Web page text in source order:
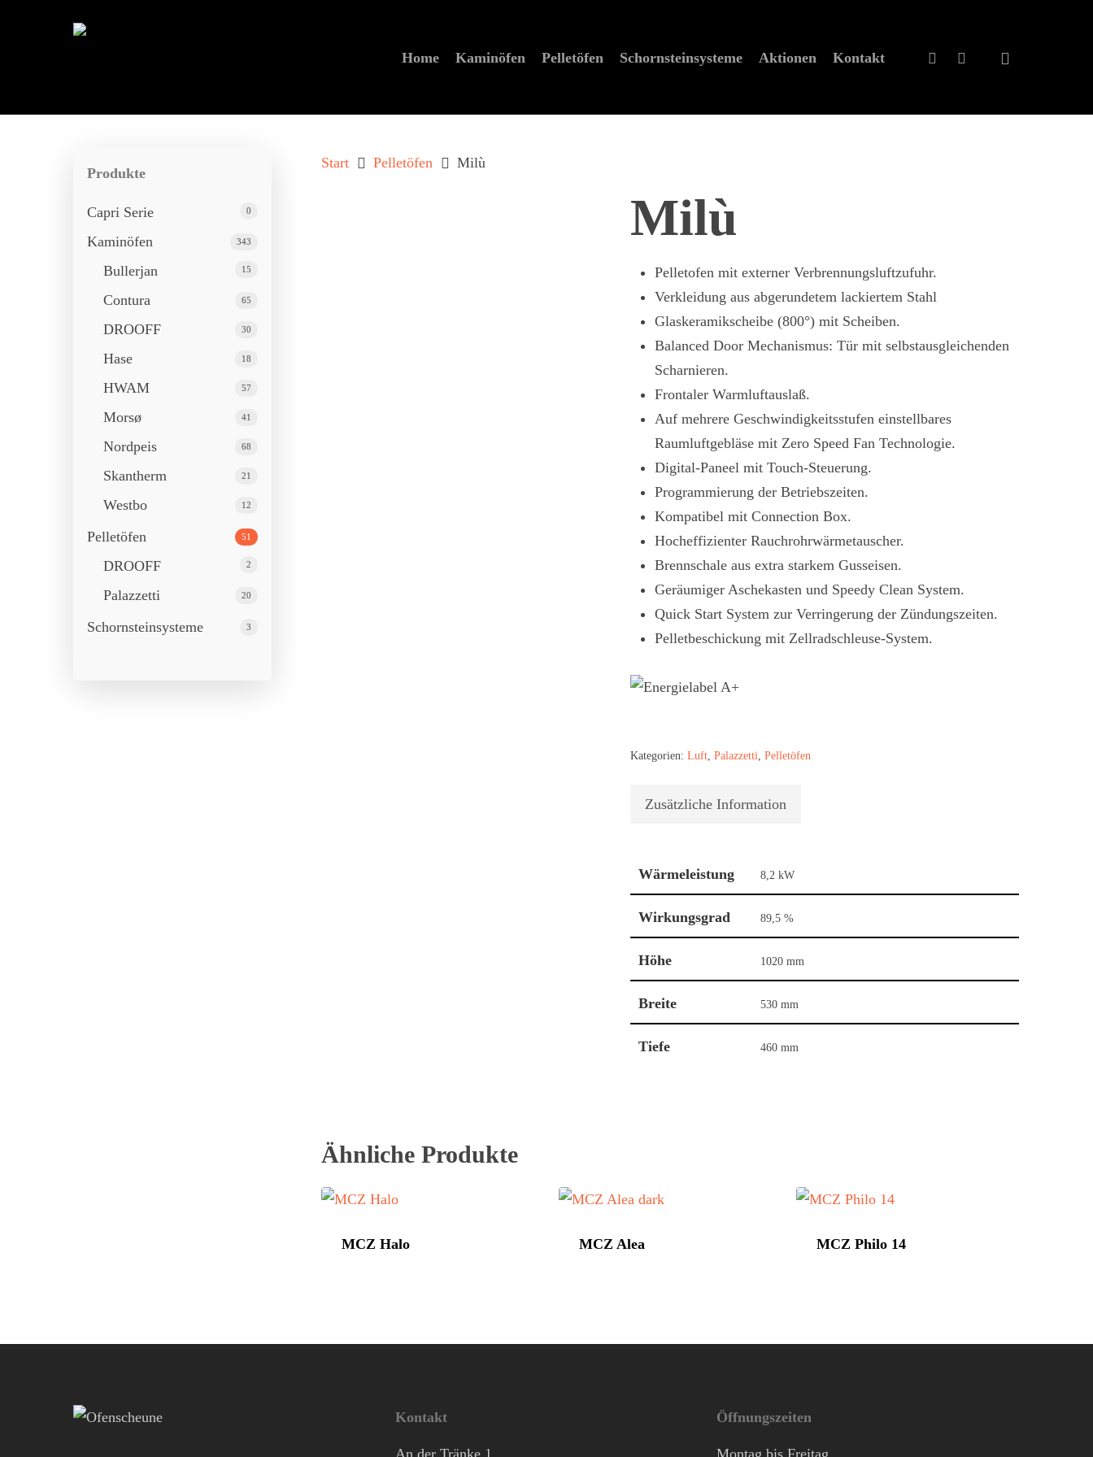
Home Kaminöfen Pelletöfen Schornstein­systeme Aktionen Kontakt
Produkte
Capri Serie 0
Kaminöfen 343
Bullerjan 15
Contura 65
DROOFF 30
Hase 18
HWAM 57
Morsø 41
Nordpeis 68
Skantherm 21
Westbo 12
Pelletöfen 51
DROOFF 2
Palazzetti 20
Schornstein­systeme 3
Start Pelletöfen Milù
Milù
Pelletofen mit externer Verbrennungsluftzufuhr.
Verkleidung aus abgerundetem lackiertem Stahl
Glaskeramikscheibe (800°) mit Scheiben.
Balanced Door Mechanismus: Tür mit selbstausgleichenden
Scharnieren.
Frontaler Warmluftauslaß.
Auf mehrere Geschwindigkeitsstufen einstellbares
Raumluftgebläse mit Zero Speed Fan Technologie.
Digital-Paneel mit Touch-Steuerung.
Programmierung der Betriebszeiten.
Kompatibel mit Connection Box.
Hocheffizienter Rauchrohrwärmetauscher.
Brennschale aus extra starkem Gusseisen.
Geräumiger Aschekasten und Speedy Clean System.
Quick Start System zur Verringerung der Zündungszeiten.
Pelletbeschickung mit Zellradschleuse-System.
Kategorien:Luft ,Palazzetti ,Pelletöfen
Zusätzliche Information
Wärmeleistung 8,2 kW
Wirkungsgrad 89,5 %
Höhe 1020 mm
Breite 530 mm
Tiefe 460 mm
Ähnliche Produkte
MCZ Halo MCZ Alea MCZ Philo 14
Kontakt Öffnungszeiten